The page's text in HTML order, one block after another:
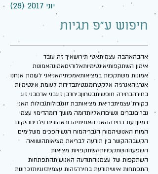
יוני 2017
(28) 28 פוסטים
חיפוש ע"פ תגיות
אהבהאהבה עצמיתאטי תירושאיך זה עובד
אימון השתקפותיאינטימיותאלוהיםאמונהאמונות
אמונות משתקפות במציאותאמפתיהאניאני לעומת אנחנו
אנרגיהאנרגיה אלקטרומגנטיתבדידות לעומת אינטימיות
בחירהבחירה חופשיתבטחוןביחדבן זוגבני אדםבני זוג
בקורת עצמיתבריאת מציאותבת זוגגבולותגבולות האני
גבריםגברים ונשיםדואליותדומה מושך דומהדימוי עצמי
דמיוןדעת בחירההאני האמיתיהבוראהורים וילדיםהיקום
המוח האנושיהמוח הגבריהמוח הנשיהפכים משלימים
הקשבההקשר בין תודעה לבריאת מציאותהשוואה
השפעההשתקפויותהשתקפויות מציאות
השתקפות של עצמנוהתודעה האנושיתהתפתחות
התפתחות אישיתודעת בחירהזהות עצמיתזוגיותזכרונות